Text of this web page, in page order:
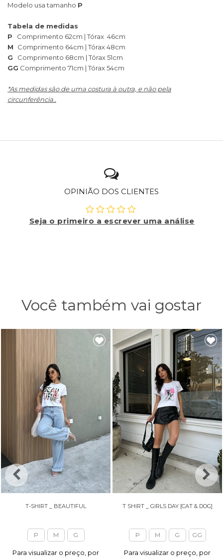
Modelo usa tamanho P
Tabela de medidas
P Comprimento 62cm | Tórax 46cm
M Comprimento 64cm | Tórax 48cm
G Comprimento 68cm | Tórax 51cm
GG Comprimento 71cm | Tórax 54cm
*As medidas são de uma costura à outra, e não pela
circunferência..
OPINIÃO DOS CLIENTES
Seja o primeiro a escrever uma análise
Você também vai gostar
T-SHIRT _ BEAUTIFUL
P M G
Para visualizar o preço, por
T SHIRT _ GIRLS DAY [CAT & DOG]
P M G GG
Para visualizar o preço, por